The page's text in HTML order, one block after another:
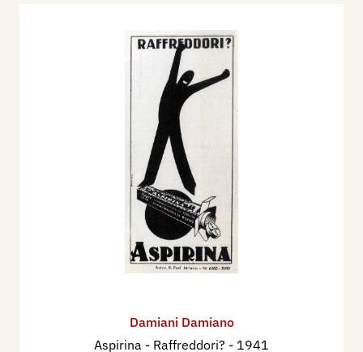
Damiani Damiano
Aspirina - Raffreddori? - 1941